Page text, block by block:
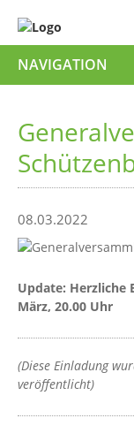
NAVIGATION
08.03.2022
Update: Herzliche
März, 20.00 Uhr
(Diese Einladung
veröffentlicht)